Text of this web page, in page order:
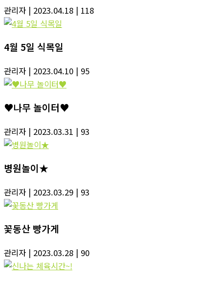
관리자 | 2023.04.18 | 118
4월 5일 식목일
관리자 | 2023.04.10 | 95
♥나무 놀이터♥
관리자 | 2023.03.31 | 93
병원놀이★
관리자 | 2023.03.29 | 93
꽃동산 빵가게
관리자 | 2023.03.28 | 90